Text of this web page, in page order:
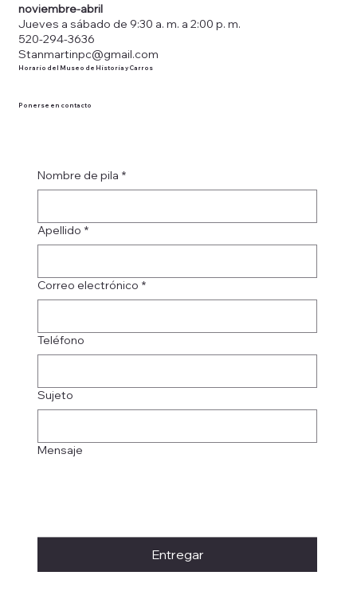
Horario del Museo de Historia y Carros
noviembre-abril
Jueves a sábado de 9:30 a. m. a 2:00 p. m.
520-294-3636
Stanmartinpc@gmail.com
Ponerse en contacto
Nombre de pila *
Apellido *
Correo electrónico *
Teléfono
Sujeto
Mensaje
Entregar